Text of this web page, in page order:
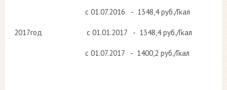
с 01.07.2016 - 1348,4 руб./Гкал
2017год с 01.01.2017 - 1348,4 руб./Гкал
с 01.07.2017 - 1400,2 руб./Гкал